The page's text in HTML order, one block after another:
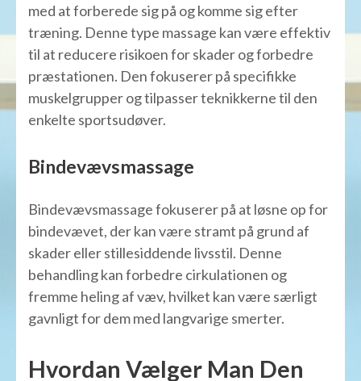
med at forberede sig på og komme sig efter
træning. Denne type massage kan være effektiv
til at reducere risikoen for skader og forbedre
præstationen. Den fokuserer på specifikke
muskelgrupper og tilpasser teknikkerne til den
enkelte sportsudøver.
Bindevævsmassage
Bindevævsmassage fokuserer på at løsne op for
bindevævet, der kan være stramt på grund af
skader eller stillesiddende livsstil. Denne
behandling kan forbedre cirkulationen og
fremme heling af væv, hvilket kan være særligt
gavnligt for dem med langvarige smerter.
Hvordan Vælger Man Den